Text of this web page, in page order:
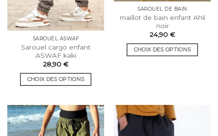
du
produit
du
produit
SAROUEL ASWAF
Sarouel cargo enfant
ASWAF kaki
28,90 €
CHOIX DES OPTIONS
a
plusieurs
variations.
SAROUEL DE BAIN
maillot de bain enfant Ahli
noir
24,90 €
CHOIX DES OPTIONS
Les
options